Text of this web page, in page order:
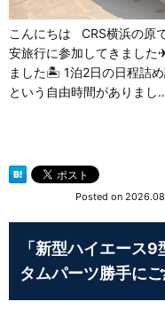
こんにちは CRS横浜の原
安旅行に参加してきました
ました🏝 1泊2日の日程詰
という自由時間がありまし
Posted on
「新型ハイエース
タムパーツ勝手に